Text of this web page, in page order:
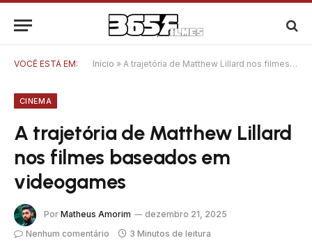
VOCÊ ESTÁ EM: Início » A trajetória de Matthew Lillard nos filmes baseados em videogames
CINEMA
A trajetória de Matthew Lillard
nos filmes baseados em
videogames
Por Matheus Amorim
dezembro 21, 2025
Nenhum comentário
3 Minutos de leitura